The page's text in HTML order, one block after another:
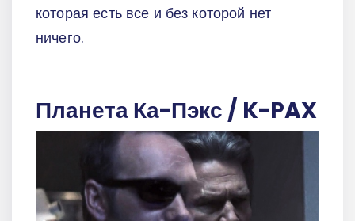
которая есть все и без которой нет
ничего.
Планета Ка-Пэкс / K-PAX